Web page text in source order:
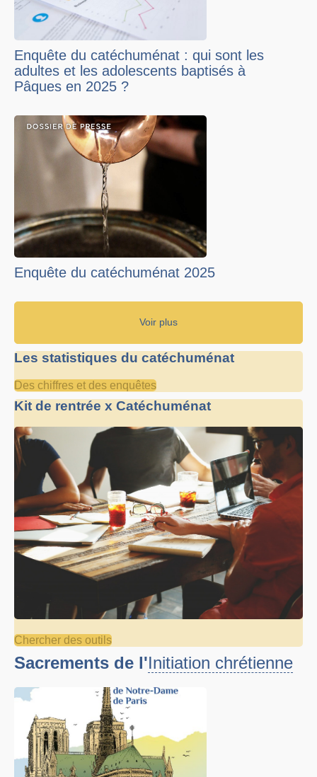
Enquête du catéchuménat : qui sont les
adultes et les adolescents baptisés à
Pâques en 2025 ?
Enquête du catéchuménat 2025
Voir plus
Les statistiques du catéchuménat
Des chiffres et des enquêtes
Kit de rentrée x Catéchuménat
Chercher des outils
Sacrements de l'Initiation chrétienne